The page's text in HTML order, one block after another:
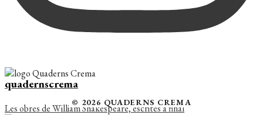
quadernscrema
Les obres de William Shakespeare, escrites a final
© 2026 QUADERNS CREMA